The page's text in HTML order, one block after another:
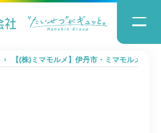
【(株)ミマモルメ】伊丹市・ミマモルメ「